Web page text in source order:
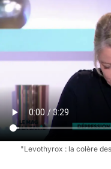
"Levothyrox : la colère